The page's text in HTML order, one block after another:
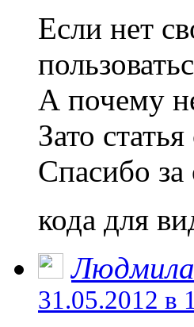
Если нет
А почему
Зато
Спасибо за
кода для
Людмила
31.05.2012 в